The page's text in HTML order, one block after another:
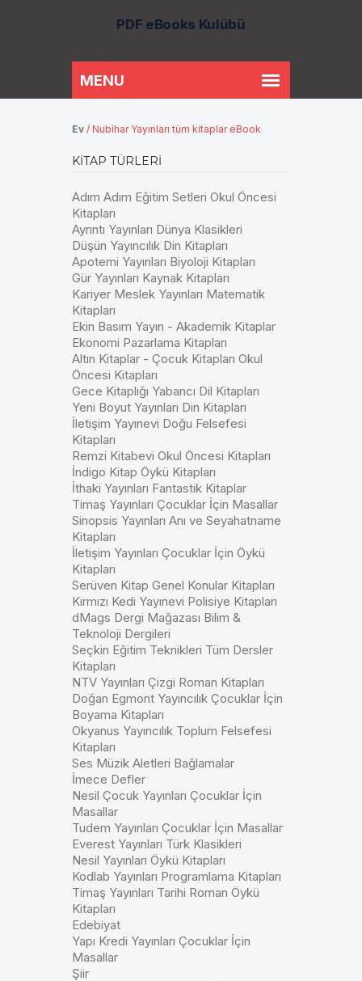
PDF eBooks Kulübü
Ev / Nubihar Yayınları tüm kitaplar eBook
KITAP TÜRLERI
Adım Adım Eğitim Setleri Okul Öncesi
Kitapları
Ayrıntı Yayınları Dünya Klasikleri
Düşün Yayıncılık Din Kitapları
Apotemi Yayınları Biyoloji Kitapları
Gür Yayınları Kaynak Kitapları
Kariyer Meslek Yayınları Matematik
Kitapları
Ekin Basım Yayın - Akademik Kitaplar
Ekonomi Pazarlama Kitapları
Altın Kitaplar - Çocuk Kitapları Okul
Öncesi Kitapları
Gece Kitaplığı Yabancı Dil Kitapları
Yeni Boyut Yayınları Din Kitapları
İletişim Yayınevi Doğu Felsefesi
Kitapları
Remzi Kitabevi Okul Öncesi Kitapları
İndigo Kitap Öykü Kitapları
İthaki Yayınları Fantastik Kitaplar
Timaş Yayınları Çocuklar İçin Masallar
Sinopsis Yayınları Anı ve Seyahatname
Kitapları
İletişim Yayınları Çocuklar İçin Öykü
Kitapları
Serüven Kitap Genel Konular Kitapları
Kırmızı Kedi Yayınevi Polisiye Kitapları
dMags Dergi Mağazası Bilim &
Teknoloji Dergileri
Seçkin Eğitim Teknikleri Tüm Dersler
Kitapları
NTV Yayınları Çizgi Roman Kitapları
Doğan Egmont Yayıncılık Çocuklar İçin
Boyama Kitapları
Okyanus Yayıncılık Toplum Felsefesi
Kitapları
Ses Müzik Aletleri Bağlamalar
İmece Defler
Nesil Çocuk Yayınları Çocuklar İçin
Masallar
Tudem Yayınları Çocuklar İçin Masallar
Everest Yayınları Türk Klasikleri
Nesil Yayınları Öykü Kitapları
Kodlab Yayınları Programlama Kitapları
Timaş Yayınları Tarihi Roman Öykü
Kitapları
Edebiyat
Yapı Kredi Yayınları Çocuklar İçin
Masallar
Şiir